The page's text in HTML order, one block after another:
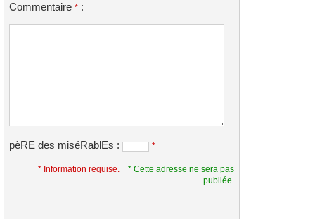
Commentaire * :
pèRE des miséRablEs : *
* Information requise.
* Cette adresse ne sera pas
publiée.